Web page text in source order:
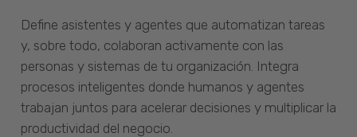
Define asistentes y agentes que automatizan tareas
y, sobre todo, colaboran activamente con las
personas y sistemas de tu organización. Integra
procesos inteligentes donde humanos y agentes
trabajan juntos para acelerar decisiones y multiplicar la
productividad del negocio.